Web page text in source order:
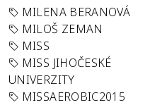
MILENA BERANOVÁ
MILOŠ ZEMAN
MISS
MISS JIHOČESKÉ
UNIVERZITY
MISSAEROBIC2015